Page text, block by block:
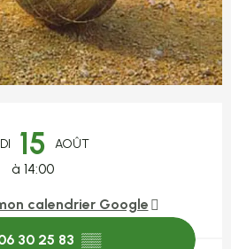
15 AOÛT
à 14:00
calendrier Google
30 25 83 ▒▒